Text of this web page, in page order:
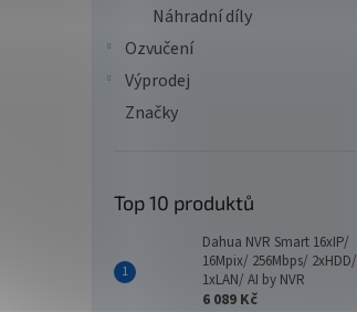
Náhradní díly
Ozvučení
Výprodej
Značky
Top 10 produktů
Dahua NVR Smart 16xIP/
16Mpix/ 256Mbps/ 2xHDD/
1xLAN/ AI by NVR
6 089 Kč